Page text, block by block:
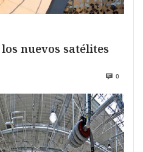
nuevos satélites
0